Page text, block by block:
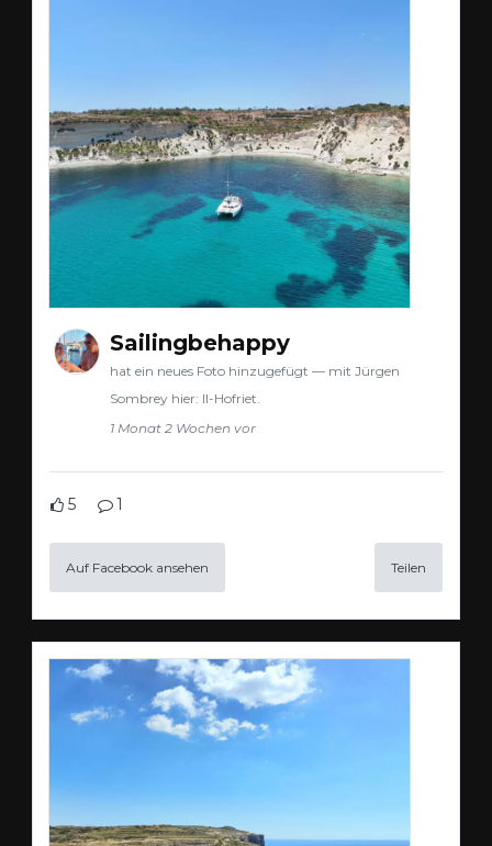
Sailingbehappy
hat ein neues Foto hinzugefügt — mit Jürgen
Sombrey hier: Il-Hofriet.
1 Monat 2 Wochen vor
5 1
Auf Facebook ansehen Teilen